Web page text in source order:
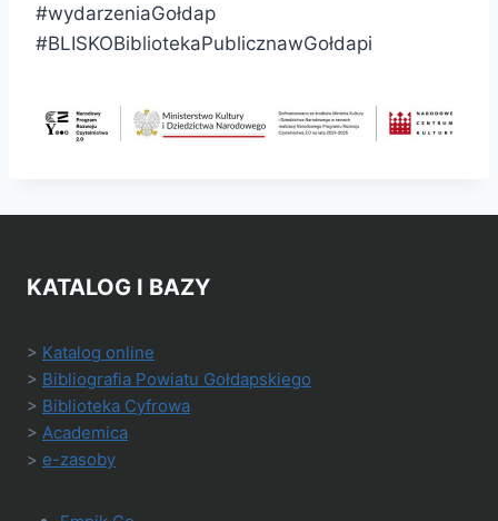
#wydarzeniaGołdap
#BLISKOBibliotekaPublicznawGołdapi
KATALOG I BAZY
> Katalog online
> Bibliografia Powiatu Gołdapskiego
> Biblioteka Cyfrowa
> Academica
> e-zasoby